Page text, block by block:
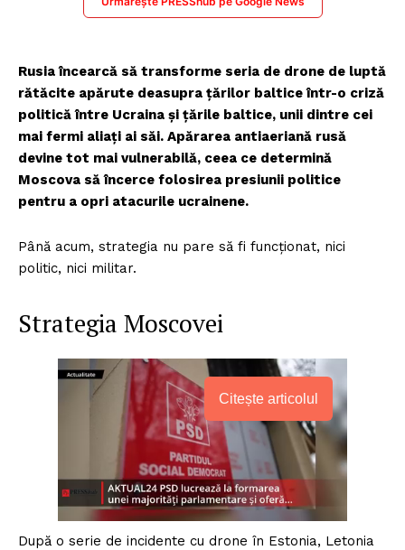
Rusia încearcă să transforme seria de drone de luptă
rătăcite apărute deasupra țărilor baltice într-o criză
politică între Ucraina și țările baltice, unii dintre cei
mai fermi aliați ai săi. Apărarea antiaeriană rusă
devine tot mai vulnerabilă, ceea ce determină
Moscova să încerce folosirea presiunii politice
pentru a opri atacurile ucrainene.
Până acum, strategia nu pare să fi funcționat, nici
politic, nici militar.
Strategia Moscovei
Citește articolul
După o serie de incidente cu drone în Estonia, Letonia